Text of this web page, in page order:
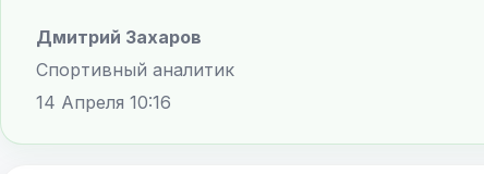
Дмитрий Захаров
Спортивный аналитик
14 Апреля 10:16